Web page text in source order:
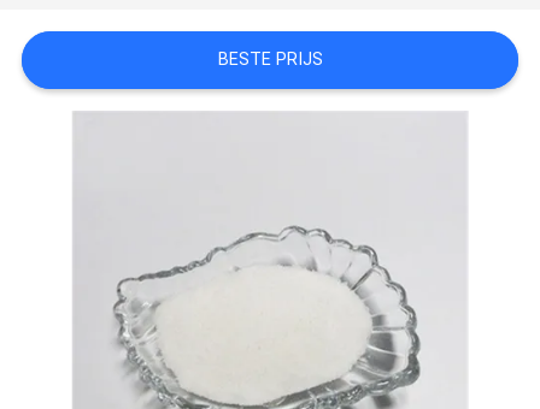
VRAAG
EEN
PRIVACYBELEID
BESTE PRIJS